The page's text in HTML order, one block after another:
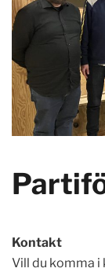
Kontakt
Vill du komma i